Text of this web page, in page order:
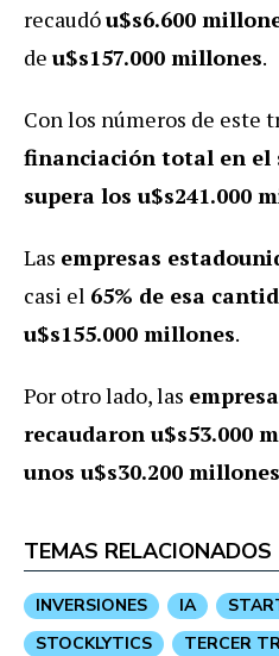
recaudóu$s6.600
de u$s157.000 millones.
Con los números de este
financiación total en el
supera los u$s241.000
Las empresas
casi el 65% de esa
u$s155.000 millones.
Por otro lado, las
recaudaron u$s53.000
unos u$s30.200 millones
TEMAS RELACIONADOS
INVERSIONES IA
STOCKLYTICS
TERCER